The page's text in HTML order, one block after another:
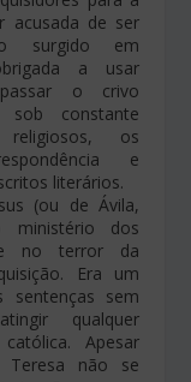
acusada de ser
surgido em
a usar
o crivo
constante
os
e
literários.
(ou de Ávila,
ministério dos
no terror da
Era um
sem
qualquer
Apesar
não se